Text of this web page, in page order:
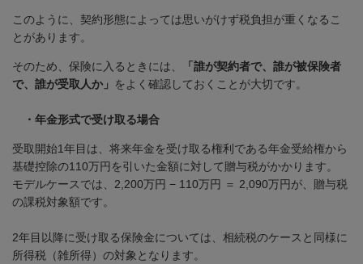
このように、契約形態によっては思いがけず税負担が重くなるこ
とがあります。
そのため、保険に入るときには、
「誰が契約者で、誰が被保険者
で、誰が受取人か」
をよく確認しておくことが大切です。
・年金形式で受け取る場合
受取開始1年目は、将来年金を受け取る権利である年金受給権から
基礎控除の110万円を引いた金額に対して贈与税がかかります。
モデルケースでは、 2,200万円 − 110万円 ＝ 2,090万円が、贈与税
の課税対象額です。
2年目以降に受け取る保険金については、相続税のケースと同様に
所得税（雑所得）の対象となります。